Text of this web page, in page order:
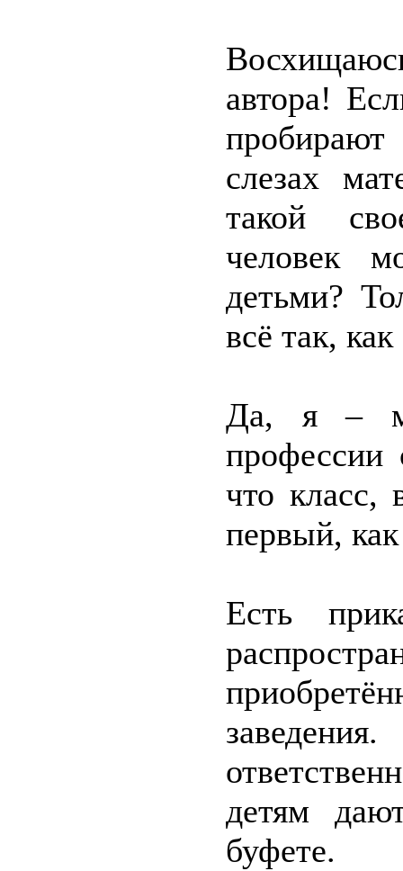
автора!
пробирают
слезах
такой
человек
детьми?
всё так,
Да, я –
профессии
что класс,
первый,
Есть
детям
буфете.